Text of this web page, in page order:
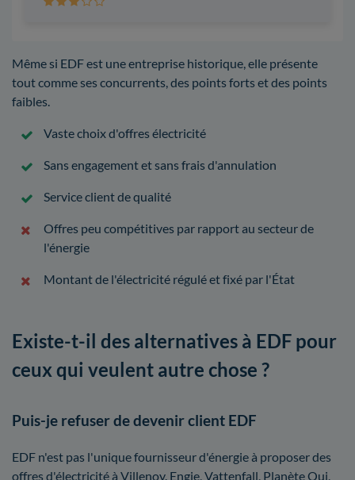
Même si EDF est une entreprise historique, elle présente
tout comme ses concurrents, des points forts et des points
faibles.
Vaste choix d'offres électricité
Sans engagement et sans frais d'annulation
Service client de qualité
Offres peu compétitives par rapport au secteur de
l'énergie
Montant de l'électricité régulé et fixé par l'État
Existe-t-il des alternatives à EDF pour
ceux qui veulent autre chose ?
Puis-je refuser de devenir client EDF
EDF n'est pas l'unique fournisseur d'énergie à proposer des
offres d'électricité à Villenoy. Engie, Vattenfall, Planète Oui,